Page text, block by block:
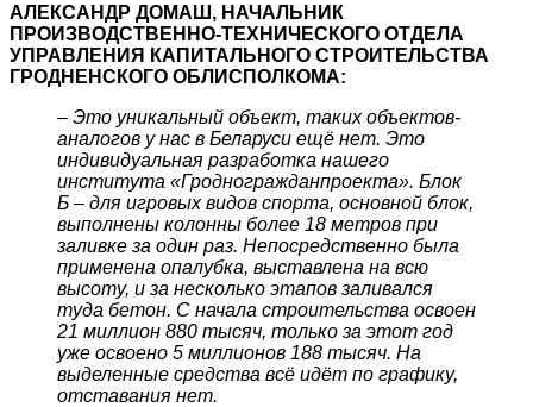
АЛЕКСАНДР ДОМАШ, НАЧАЛЬНИК
ПРОИЗВОДСТВЕННО-ТЕХНИЧЕСКОГО ОТДЕЛА
УПРАВЛЕНИЯ КАПИТАЛЬНОГО СТРОИТЕЛЬСТВА
ГРОДНЕНСКОГО ОБЛИСПОЛКОМА:
– Это уникальный объект, таких объектов-
аналогов у нас в Беларуси ещё нет. Это
индивидуальная разработка нашего
института «Гродногражданпроекта». Блок
Б – для игровых видов спорта, основной блок,
выполнены колонны более 18 метров при
заливке за один раз. Непосредственно была
применена опалубка, выставлена на всю
высоту, и за несколько этапов заливался
туда бетон. С начала строительства освоен
21 миллион 880 тысяч, только за этот год
уже освоено 5 миллионов 188 тысяч. На
выделенные средства всё идёт по графику,
отставания нет.